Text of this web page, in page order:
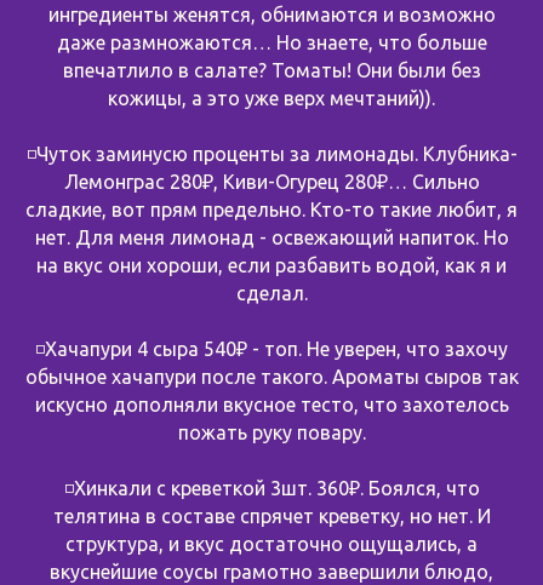
ингредиенты женятся, обнимаются и возможно
даже размножаются… Но знаете, что больше
впечатлило в салате? Томаты! Они были без
кожицы, а это уже верх мечтаний)).
◽️Чуток заминусю проценты за лимонады. Клубника-
Лемонграс 280₽, Киви-Огурец 280₽… Сильно
сладкие, вот прям предельно. Кто-то такие любит, я
нет. Для меня лимонад - освежающий напиток. Но
на вкус они хороши, если разбавить водой, как я и
сделал.
◽️Хачапури 4 сыра 540₽ - топ. Не уверен, что захочу
обычное хачапури после такого. Ароматы сыров так
искусно дополняли вкусное тесто, что захотелось
пожать руку повару.
◽️Хинкали с креветкой 3шт. 360₽. Боялся, что
телятина в составе спрячет креветку, но нет. И
структура, и вкус достаточно ощущались, а
вкуснейшие соусы грамотно завершили блюдо,